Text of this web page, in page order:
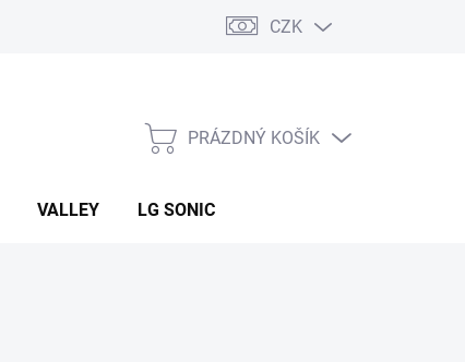
CZK
NÁKUPNÍ
PRÁZDNÝ KOŠÍK
VALLEY LG SONIC